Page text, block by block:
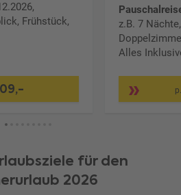
Frühstück,
z.B. 7
Alles
für den
2026